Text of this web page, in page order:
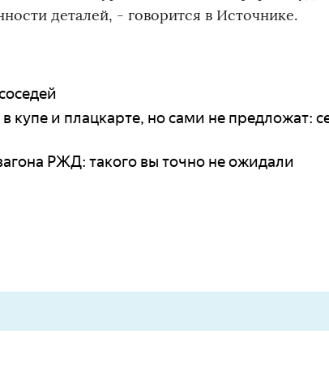
деталей, - говорится в Источнике.
купе и плацкарте, но сами не предложат:
РЖД: такого вы точно не ожидали